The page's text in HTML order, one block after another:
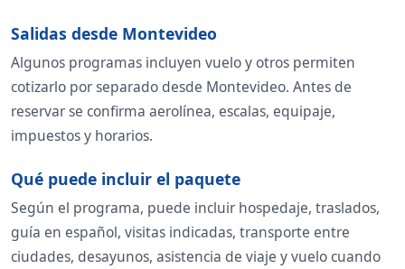
Salidas desde Montevideo
Algunos programas incluyen vuelo y otros permiten
cotizarlo por separado desde Montevideo. Antes de
reservar se confirma aerolínea, escalas, equipaje,
impuestos y horarios.
Qué puede incluir el paquete
Según el programa, puede incluir hospedaje, traslados,
guía en español, visitas indicadas, transporte entre
ciudades, desayunos, asistencia de viaje y vuelo cuando